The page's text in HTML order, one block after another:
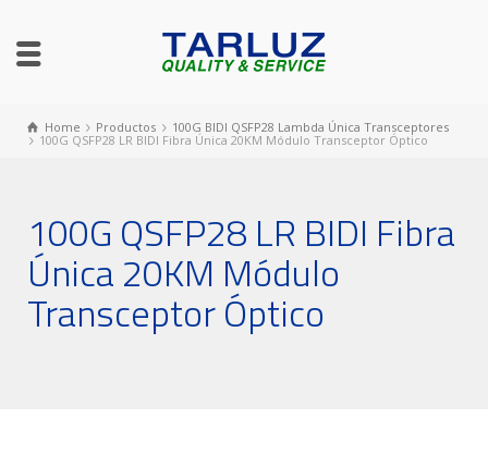
Home Productos
100G BIDI QSFP28 Lambda Única Transceptores
100G QSFP28 LR BIDI Fibra Única 20KM Módulo Transceptor Óptico
100G QSFP28 LR BIDI Fibra
Única 20KM Módulo
Transceptor Óptico